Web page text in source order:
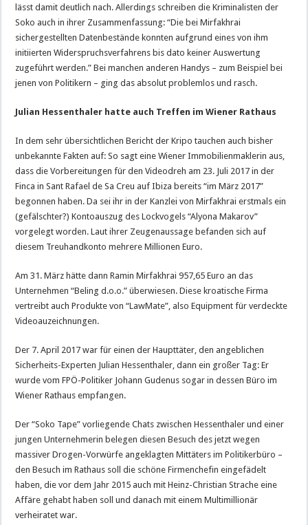
lässt damit deutlich nach. Allerdings schreiben die Kriminalisten der
Soko auch in ihrer Zusammenfassung: “Die bei Mirfakhrai
sichergestellten Datenbestände konnten aufgrund eines von ihm
initiierten Widerspruchsverfahrens bis dato keiner Auswertung
zugeführt werden.” Bei manchen anderen Handys – zum Beispiel bei
jenen von Politikern – ging das absolut problemlos und rasch.
Julian Hessenthaler hatte auch Treffen im Wiener Rathaus
In dem sehr übersichtlichen Bericht der Kripo tauchen auch bisher
unbekannte Fakten auf: So sagt eine Wiener Immobilienmaklerin aus,
dass die Vorbereitungen für den Videodreh am 23. Juli 2017 in der
Finca in Sant Rafael de Sa Creu auf Ibiza bereits “im März 2017”
begonnen haben. Da sei ihr in der Kanzlei von Mirfakhrai erstmals ein
(gefälschter?) Kontoauszug des Lockvogels “Alyona Makarov”
vorgelegt worden. Laut ihrer Zeugenaussage befanden sich auf
diesem Treuhandkonto mehrere Millionen Euro.
Am 31. März hätte dann Ramin Mirfakhrai 957,65 Euro an das
Unternehmen “Beling d.o.o.” überwiesen. Diese kroatische Firma
vertreibt auch Produkte von “LawMate”, also Equipment für verdeckte
Videoauzeichnungen.
Der 7. April 2017 war für einen der Haupttäter, den angeblichen
Sicherheits-Experten Julian Hessenthaler, dann ein großer Tag: Er
wurde vom FPÖ-Politiker Johann Gudenus sogar in dessen Büro im
Wiener Rathaus empfangen.
Der “Soko Tape” vorliegende Chats zwischen Hessenthaler und einer
jungen Unternehmerin belegen diesen Besuch des jetzt wegen
massiver Drogen-Vorwürfe angeklagten Mittäters im Politikerbüro –
den Besuch im Rathaus soll die schöne Firmenchefin eingefädelt
haben, die vor dem Jahr 2015 auch mit Heinz-Christian Strache eine
Affäre gehabt haben soll und danach mit einem Multimillionär
verheiratet war.